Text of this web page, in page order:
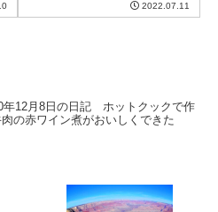
2022.07.11
年12月8日の日記 ホットクックで作
肉の赤ワイン煮がおいしくできた